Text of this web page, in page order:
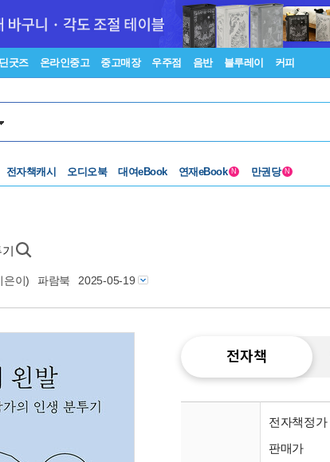
굿즈 온라인중고 중고매장 우주점 음반 블루레이 커피
전자책캐시 오디오북 대여eBook 연재eBook N 만권당 N
은이) 파람북 2025-05-19
전자책
전자책정가
판매가